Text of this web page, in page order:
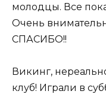
молодцы. Все
Очень
СПАСИБО!!
Викинг,
клуб! Играли в